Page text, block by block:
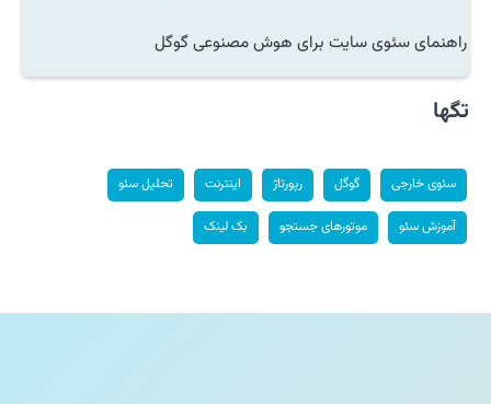
راهنمای سئوی سایت برای هوش مصنوعی گوگل
تگها
سئوی خارجی گوگل رپورتاژ اینترنت تحلیل سئو
آموزش سئو موتورهای جستجو بک لینک